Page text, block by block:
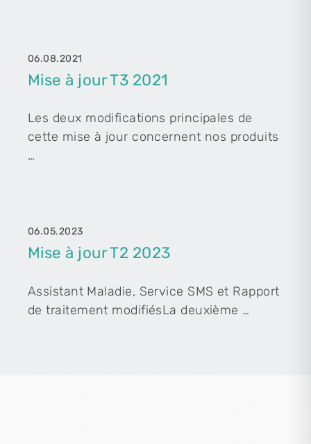
06.08.2021
Mise à jour T3 2021
Les deux modifications principales de
cette mise à jour concernent nos produits
…
06.05.2023
Mise à jour T2 2023
Assistant Maladie, Service SMS et Rapport
de traitement modifiésLa deuxième …